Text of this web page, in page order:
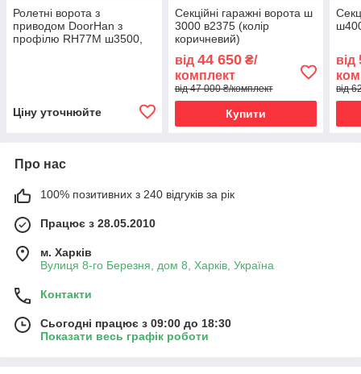
Ролетні ворота з
приводом DoorHan з
профілю RH77M ш3500,
Ціну уточнюйте
Секційні гаражні ворота ш
3000 в2375 (колір
коричневий)
від 44 650₴/
комплект
від 47 000 ₴/комплект
Купити
від
від
Про нас
100% позитивних з 240 відгуків за рік
Працює з 28.05.2010
м. Харків
Вулиця 8-го Березня, дом 8, Харків, Україна
Контакти
Сьогодні працює з 09:00 до 18:30
Показати весь графік роботи